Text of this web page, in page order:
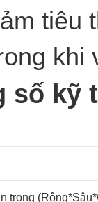
tiêu
khi
số kỹ
trong